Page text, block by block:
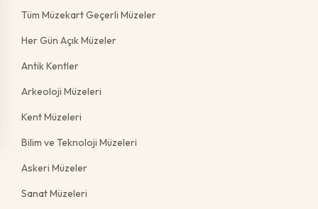
Tüm Müzekart Geçerli Müzeler
Her Gün Açık Müzeler
Antik Kentler
Arkeoloji Müzeleri
Kent Müzeleri
Bilim ve Teknoloji Müzeleri
Askeri Müzeler
Sanat Müzeleri